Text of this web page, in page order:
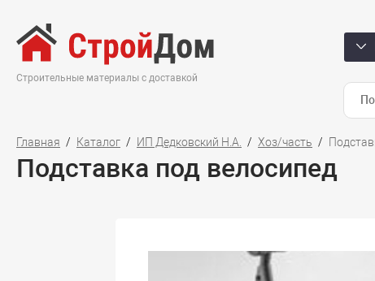
Строительные материалы с доставкой
Главная Каталог ИП Дедковский Н.А. Хоз/часть
Подставка под велосипед